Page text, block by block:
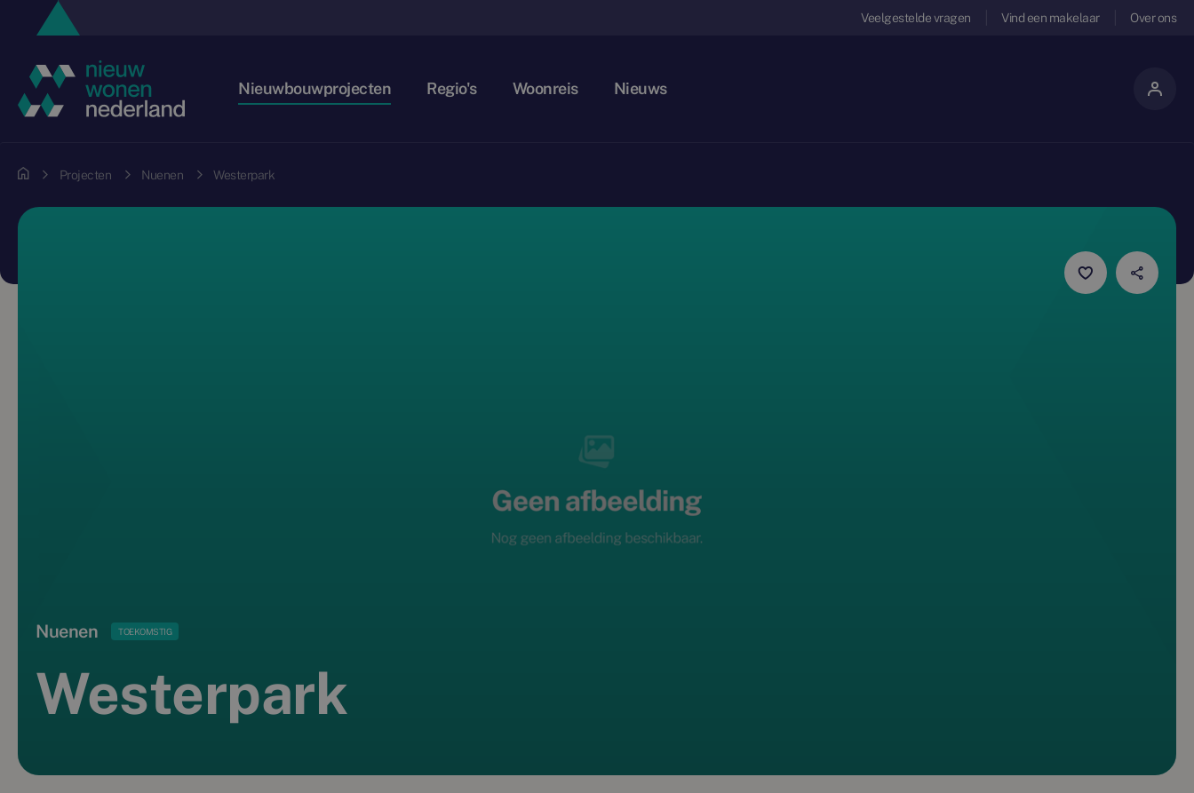
Veelgestelde vragen Vind een makelaar Over ons
Nieuwbouwprojecten Regio's Woonreis Nieuws
Projecten Nuenen Westerpark
Nuenen TOEKOMSTIG
Westerpark